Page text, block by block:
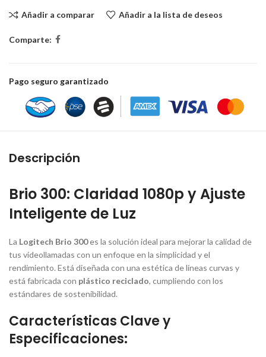
Añadir a comparar Añadir a la lista de deseos
Comparte:
Pago seguro garantizado
Descripción
Brio 300: Claridad 1080p y Ajuste
Inteligente de Luz
La Logitech Brio 300es la solución ideal para mejorar la calidad de
tus videollamadas con un enfoque en la simplicidad y el
rendimiento. Está diseñada con una estética de líneas curvas y
está fabricada con plástico reciclado, cumpliendo con los
estándares de sostenibilidad.
Características Clave y
Especificaciones: